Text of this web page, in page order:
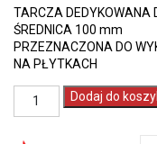
wynosiła:
180,00 zł.145,50
TARCZA DEDYKOWANA
ŚREDNICA 100 mm
PRZEZNACZONA DO
NA PŁYTKACH
ilość
Wandeli
Dodaj do